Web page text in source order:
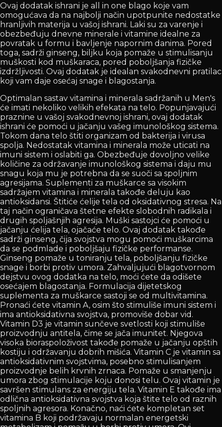
Ovaj dodatak ishrani je all in one blago koje vam
omogućava da na najbolji način upotpunite nedostatke
hranljivih materija u vašoj ishrani. Laki su za varenje i
obezbeđuju dnevne minerale i vitamine idealne za
povratak u formu i bavljenje napornim danima. Pored
toga, sadrži ginseng, biljku koja pomaže u stimulisanju
muškosti kod muškaraca, pored poboljšanja fizičke
izdržljivosti. Ovaj dodatak je idealan svakodnevni pratilac
koji vam daje osećaj snage i blagostanja.
Optimalan sastav vitamina i minerala sadržanih u Men's
će imati nekoliko velikih efekata na telo. Popunjavajući
praznine u vašoj svakodnevnoj ishrani, ovaj dodatak
ishrani će pomoći u jačanju vašeg imunološkog sistema.
Tokom dana telo štiti organizam od bakterija i virusa
spolja. Nedostatak vitamina i minerala može uticati na
imuni sistem i oslabiti ga. Obezbeđuje dovoljno velike
količine za održavanje imunološkog sistema i daju mu
snagu koja mu je potrebna da se suoči sa spoljnim
agresijama. Suplementi za muškarce sa visokim
sadržajem vitamina i minerala takođe deluju kao
antioksidansi. Štitiće ćelije tela od oksidativnog stresa. Na
taj način ograničava štetne efekte slobodnih radikala i
drugih spoljašnjih agresija. Muški sastojci će pomoći u
jačanju ćelija tela, ojačaće telo. Ovaj dodatak takođe
sadrži ginseng, čija svojstva mogu pomoći muškarcima
da se podmlade i poboljšaju fizičke performanse.
Ginseng pomaže u toniranju tela, poboljšanju fizičke
snage i borbi protiv umora. Zahvaljujući blagotvornom
dejstvu ovog dodatka na telo, moći ćete da odišete
osećajem blagostanja. Formulacija dijetetskog
suplementa za muškarce sastoji se od multivitamina.
Pronaći ćete vitamin A, osim što stimuliše imuni sistem i
ima antioksidativna svojstva, promoviše dobar vid.
Vitamin D3 je vitamin sunčeve svetlosti koji stimuliše
proizvodnju antitela, čime se jača imunitet. Njegova
visoka bioraspoloživost takođe pomaže u jačanju opštih
kostiju i održavanju dobrih mišića. Vitamin C je vitamin sa
antioksidativnim svojstvima, posebno stimulisanjem
proizvodnje belih krvnih zrnaca. Pomaže u smanjenju
umora zbog stimulacije koju donosi telu. Ovaj vitamin je
savršen stimulans za energiju tela. Vitamin E takođe ima
odlična antioksidativna svojstva koja štite telo od raznih
spoljnih agresora. Konačno, naći ćete kompletan set
vitamina B koji podržavaju normalan energetski